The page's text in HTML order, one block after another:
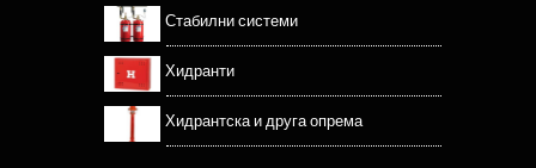
Стабилни системи
Хидранти
Хидрантска и друга опрема